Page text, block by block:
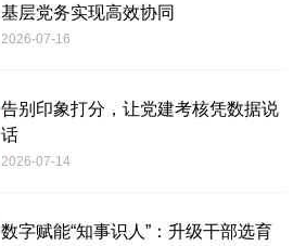
基层党务实现高效协同
2026-07-16
告别印象打分，让党建考核凭数据说
话
2026-07-14
数字赋能“知事识人”：升级干部选育